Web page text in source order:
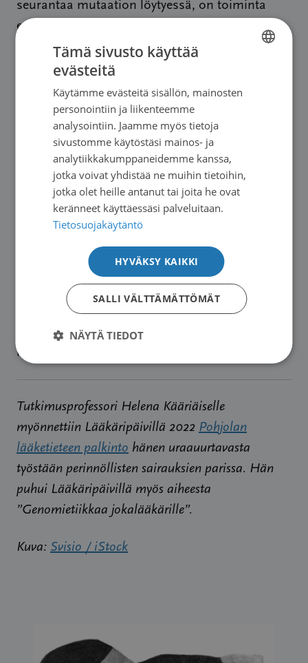
seurantaa mutaation löytyessä, on toiminta
eettisesti oikeutettua.
Genomitestaukseen liittyy kuitenkin monia
henkilön levittää tietoa testituloksestaan niille
sukulaisille, joita asia koskee? Voisiko testin
tekeminen vaikuttaa yksityisen
sairausvakuutuksen ehtoihin? Pitäisikö
alttiusgeenin kantajille tarjota mahdollisuutta
ko. geenin suhteen ”terveiden” alkioiden
valintaan? Pitäisikö kannattaa tutkimusta, joka
tähtäisi tällaisen geenimutaation korjaamiseen?
Pitäisikö koko väestölle tarjota syöpäalttiutta
seulovia genomisia testejä? On tärkeää, että
syöpäpotilaat ja kansalaiset laajemminkin
osallistuvat keskusteluun näistä
monimutkaisista kysymyksistä.
Tutkimusprofessori Helena Kääriäiselle
myönnettiin Lääkäripäivillä 2022 Pohjolan
lääketieteen palkinto hänen uraauurtavasta
työstään perinnöllisten sairauksien parissa. Hän
puhui Lääkäripäivillä myös aiheesta
”Genomietiikkaa jokalääkärille”.
Kuva: Svisio / iStock
SWEDISH
Tämä sivusto käyttää
evästeitä
Käytämme evästeitä sisällön, mainosten
personointiin ja liikenteemme
analysointiin. Jaamme myös tietoja
sivustomme käytöstäsi mainos- ja
analytiikkakumppaneidemme kanssa,
jotka voivat yhdistää ne muihin tietoihin,
jotka olet heille antanut tai joita he ovat
keränneet käyttäessäsi palveluitaan.
Tietosuojakäytäntö
HYVÄKSY KAIKKI
SALLI VÄLTTÄMÄTTÖMÄT
NÄYTÄ TIEDOT